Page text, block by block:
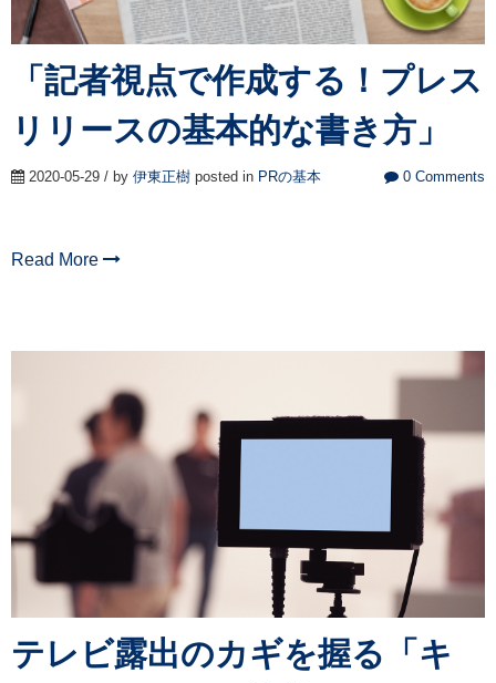
「記者視点で作成する！プレス
リリースの基本的な書き方」
2020-05-29 / by 伊東正樹 posted in PRの基本 0 Comments
Read More
テレビ露出のカギを握る「キ